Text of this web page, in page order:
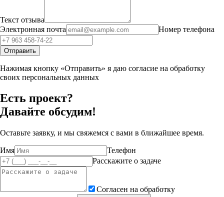
Текст отзыва
Электронная почта
Номер телефона
Отправить
Нажимая кнопку «Отправить» я даю согласие на обработку
своих персональных данных
Есть проект?
Давайте обсудим!
Оставьте заявку, и мы свяжемся с вами в ближайшее время.
Имя
Телефон
Расскажите о задаче
Согласен на обработку